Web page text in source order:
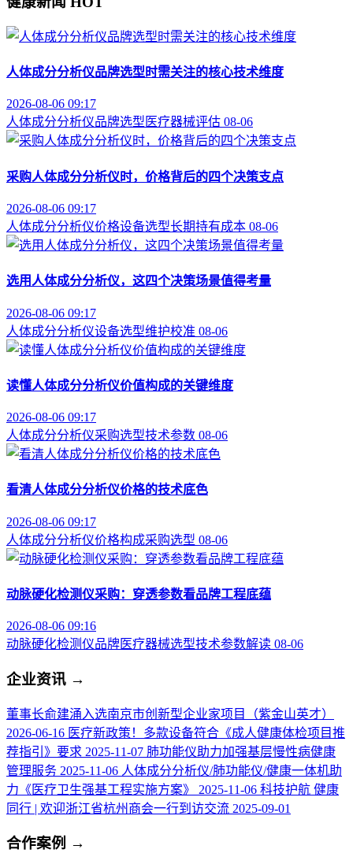
人体成分分析仪品牌选型时需关注的核心技术维度
2026-08-06 09:17
人体成分分析仪品牌选型 医疗器械评估 08-06
采购人体成分分析仪时，价格背后的四个决策支点
2026-08-06 09:17
人体成分分析仪价格设备选型长期持有成本 08-06
选用人体成分分析仪，这四个决策场景值得考量
2026-08-06 09:17
人体成分分析仪设备选型维护校准 08-06
读懂人体成分分析仪价值构成的关键维度
2026-08-06 09:17
人体成分分析仪采购选型技术参数 08-06
看清人体成分分析仪价格的技术底色
2026-08-06 09:17
人体成分分析仪价格构成采购选型 08-06
动脉硬化检测仪采购：穿透参数看品牌工程底蕴
2026-08-06 09:16
动脉硬化检测仪品牌医疗器械选型技术参数解读 08-06
企业资讯 →
董事长俞建涌入选南京市创新型企业家项目（紫金山英才）
2026-06-16 医疗新政策！多款设备符合《成人健康体检项目推
荐指引》要求 2025-11-07 肺功能仪助力加强基层慢性病健康
管理服务 2025-11-06 人体成分分析仪/肺功能仪/健康一体机助
力《医疗卫生强基工程实施方案》
2025-11-06 科技护航 健康
同行 | 欢迎浙江省杭州商会一行到访交流 2025-09-01
合作案例 →